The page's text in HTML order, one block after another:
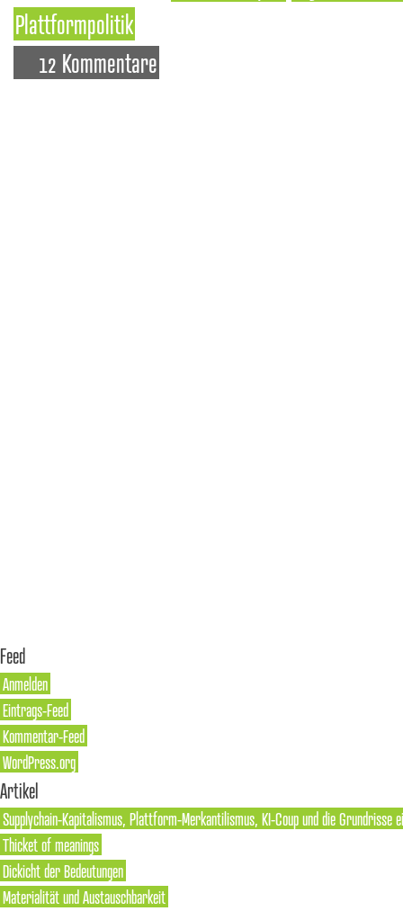
Plattformpolitik
12 Kommentare
Feed
Anmelden
Eintrags-Feed
Kommentar-Feed
WordPress.org
Artikel
Supplychain-Kapitalismus, Plattform-Merkantilismus, KI-Coup und die Grundrisse
Thicket of meanings
Dickicht der Bedeutungen
Materialität und Austauschbarkeit